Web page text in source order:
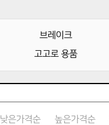
브레이크
고고로 용품
낮은가격순 높은가격순